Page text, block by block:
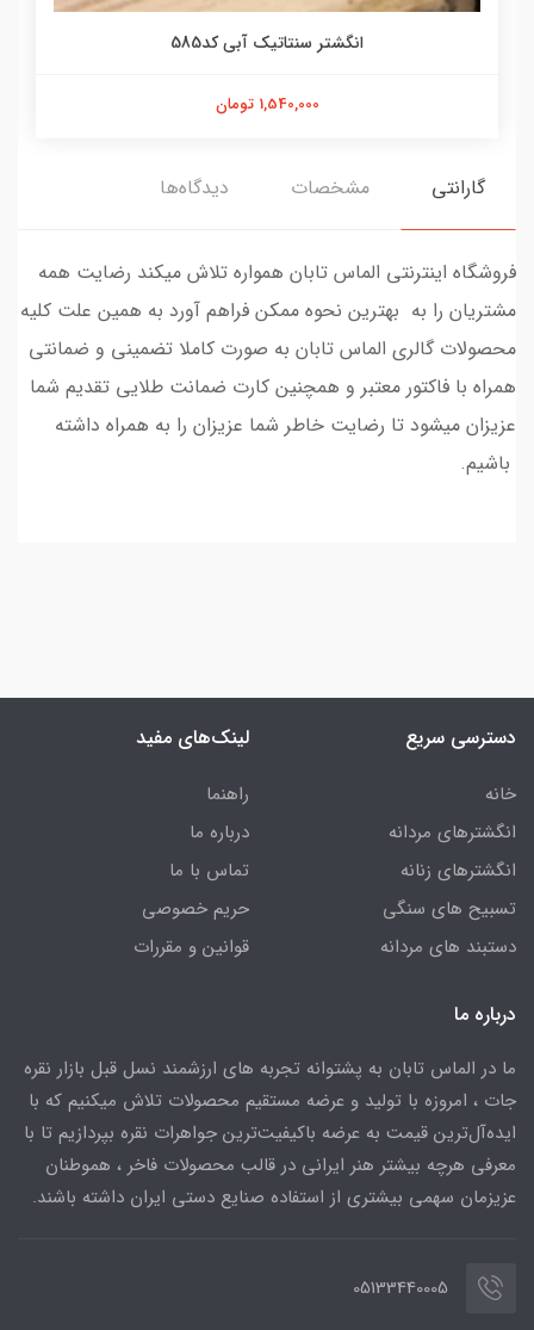
انگشتر سنتاتیک آبی کد585
1,540,000 تومان
گارانتی مشخصات دیدگاه‌ها
فروشگاه اینترنتی الماس تابان همواره تلاش میکند رضایت همه
مشتریان را به بهترین نحوه ممکن فراهم آورد به همین علت کلیه
محصولات گالری الماس تابان به صورت کاملا تضمینی و ضمانتی
همراه با فاکتور معتبر و همچنین کارت ضمانت طلایی تقدیم شما
عزیزان میشود تا رضایت خاطر شما عزیزان را به همراه داشته
باشیم.
دسترسی سریع
خانه
انگشترهای مردانه
انگشترهای زنانه
تسبیح های سنگی
دستبند های مردانه
لینک‌های مفید
راهنما
درباره ما
تماس با ما
حریم خصوصی
قوانین و مقررات
درباره ما
ما در الماس تابان به پشتوانه تجربه های ارزشمند نسل قبل بازار نقره
جات ، امروزه با تولید و عرضه مستقیم محصولات تلاش میکنیم که با
ایده‌آل‌ترین قیمت به عرضه باکیفیت‌ترین جواهرات نقره بپردازیم تا با
معرفی هرچه بیشتر هنر ایرانی در قالب محصولات فاخر ، هموطنان
عزیزمان سهمی بیشتری از استفاده صنایع دستی ایران داشته باشند.
05133440005